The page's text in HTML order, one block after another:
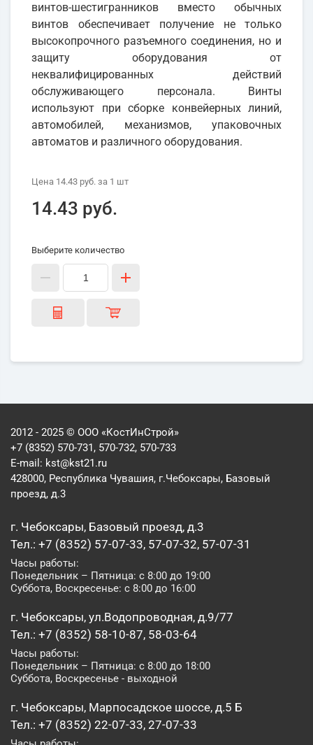
винтов-шестигранников вместо обычных
винтов обеспечивает получение не только
высокопрочного разъемного соединения, но и
защиту оборудования от
неквалифицированных действий
обслуживающего персонала. Винты
используют при сборке конвейерных линий,
автомобилей, механизмов, упаковочных
автоматов и различного оборудования.
Цена 14.43 руб. за 1 шт
14.43 руб.
Выберите количество
2012 - 2025 © ООО «КостИнСтрой»
+7 (8352) 570-731, 570-732, 570-733
E-mail: kst@kst21.ru
428000, Республика Чувашия, г.Чебоксары, Базовый
проезд, д.3
г. Чебоксары, Базовый проезд, д.3
Тел.: +7 (8352) 57-07-33, 57-07-32, 57-07-31
Часы работы:
Понедельник – Пятница: с 8:00 до 19:00
Суббота, Воскресенье: с 8:00 до 16:00
г. Чебоксары, ул.Водопроводная, д.9/77
Тел.: +7 (8352) 58-10-87, 58-03-64
Часы работы:
Понедельник – Пятница: с 8:00 до 18:00
Суббота, Воскресенье - выходной
г. Чебоксары, Марпосадское шоссе, д.5 Б
Тел.: +7 (8352) 22-07-33, 27-07-33